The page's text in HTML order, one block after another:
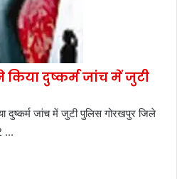
दुष्कर्म जांच में जुटी
दुष्कर्म जांच में जुटी पुलिस गोरखपुर जिले
...